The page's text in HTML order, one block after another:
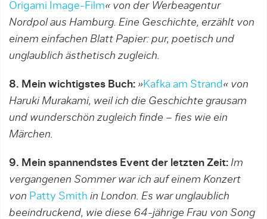
Origami Image-Film« von der Werbeagentur
Nordpol aus Hamburg. Eine Geschichte, erzählt von
einem einfachen Blatt Papier: pur, poetisch und
unglaublich ästhetisch zugleich.
8. Mein wichtigstes Buch: » Kafka am Strand« von
Haruki Murakami, weil ich die Geschichte grausam
und wunderschön zugleich finde – fies wie ein
Märchen.
9. Mein spannendstes Event der letzten Zeit: Im
vergangenen Sommer war ich auf einem Konzert
von Patty Smith in London. Es war unglaublich
beeindruckend, wie diese 64-jährige Frau von Song